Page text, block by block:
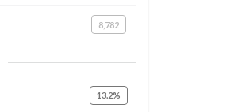
8,782
13.2%